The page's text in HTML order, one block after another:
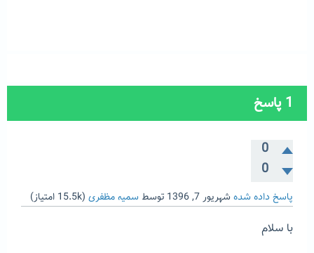
1پاسخ
0
0
پاسخ داده شده شهریور 7, 1396 توسط سمیه مظفری (
15.5k امتیاز)
با سلام